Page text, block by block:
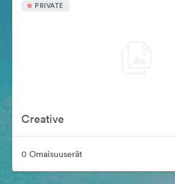
PRIVATE
Creative
0 Omaisuuserät